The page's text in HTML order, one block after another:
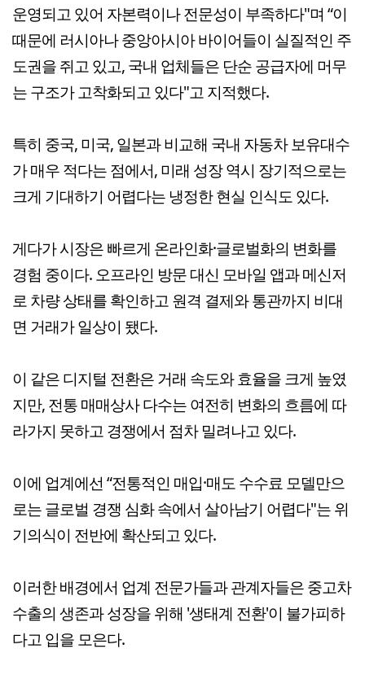
운영되고 있어 자본력이나 전문성이 부족하다"며 “이
때문에 러시아나 중앙아시아 바이어들이 실질적인 주
도권을 쥐고 있고, 국내 업체들은 단순 공급자에 머무
는 구조가 고착화되고 있다"고 지적했다.
특히 중국, 미국, 일본과 비교해 국내 자동차 보유대수
가 매우 적다는 점에서, 미래 성장 역시 장기적으로는
크게 기대하기 어렵다는 냉정한 현실 인식도 있다.
게다가 시장은 빠르게 온라인화·글로벌화의 변화를
경험 중이다. 오프라인 방문 대신 모바일 앱과 메신저
로 차량 상태를 확인하고 원격 결제와 통관까지 비대
면 거래가 일상이 됐다.
이 같은 디지털 전환은 거래 속도와 효율을 크게 높였
지만, 전통 매매상사 다수는 여전히 변화의 흐름에 따
라가지 못하고 경쟁에서 점차 밀려나고 있다.
이에 업계에선 “전통적인 매입·매도 수수료 모델만으
로는 글로벌 경쟁 심화 속에서 살아남기 어렵다"는 위
기의식이 전반에 확산되고 있다.
이러한 배경에서 업계 전문가들과 관계자들은 중고차
수출의 생존과 성장을 위해 '생태계 전환'이 불가피하
다고 입을 모은다.